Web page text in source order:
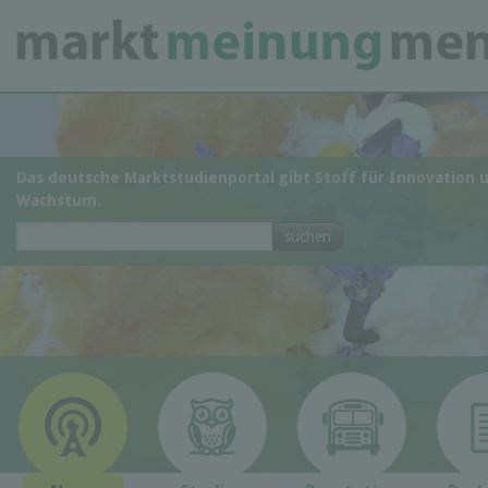
Das deutsche Marktstudienportal gibt Stoff für Innovation
Wachstum.